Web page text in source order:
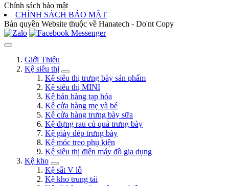
Chính sách bảo mật
CHÍNH SÁCH BẢO MẬT
Bản quyền Website thuộc về Hanatech - Do'nt Copy
Giới Thiệu
Kệ siêu thị
Kệ siêu thị trưng bày sản phẩm
Kệ siêu thị MINI
Kệ bán hàng tạp hóa
Kệ cửa hàng mẹ và bé
Kệ cửa hàng trưng bày sữa
Kệ đựng rau củ quả trưng bày
Kệ giày dép trưng bày
Kệ móc treo phụ kiện
Kệ siêu thị điện máy đồ gia dụng
Kệ kho
Kệ sắt V lỗ
Kệ kho trung tải